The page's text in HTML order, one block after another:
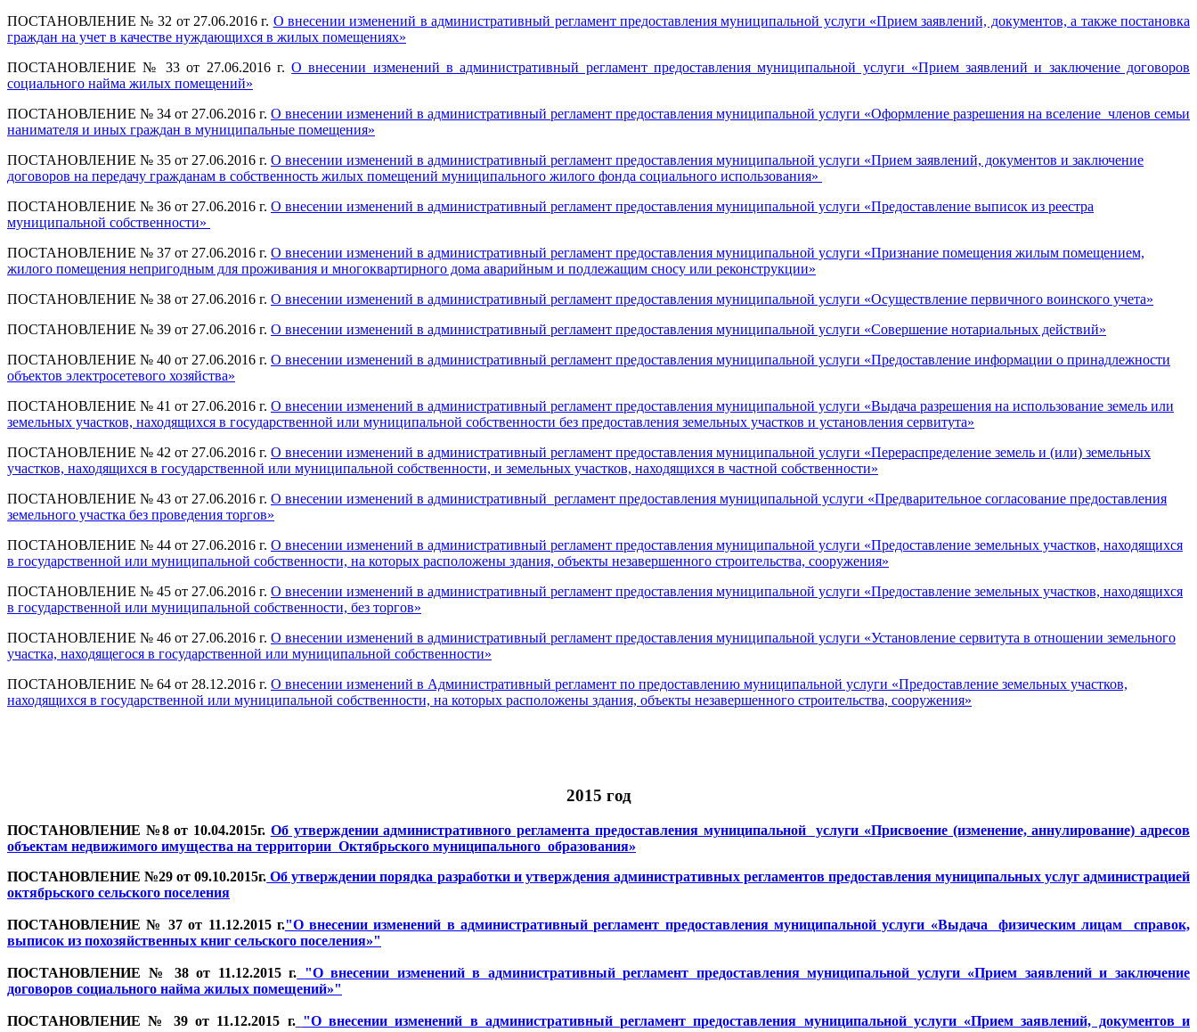
ПОСТАНОВЛЕНИЕ № 32 от 27.06.2016 г. О внесении изменений в административный регламент предоставления муниципальной услуги «Прием заявлений, документов, а также постановка
граждан на учет в качестве нуждающихся в жилых помещениях»
ПОСТАНОВЛЕНИЕ № 33 от 27.06.2016 г.О внесении изменений в административный регламент предоставления муниципальной услуги «Прием заявлений и заключение договоров
социального найма жилых помещений»
ПОСТАНОВЛЕНИЕ № 34 от 27.06.2016 г. О внесении изменений в административный регламент предоставления муниципальной услуги «Оформление разрешения на вселение членов семьи
нанимателя и иных граждан в муниципальные помещения»
ПОСТАНОВЛЕНИЕ № 35 от 27.06.2016 г. О внесении изменений в административный регламент предоставления муниципальной услуги «Прием заявлений, документов и заключение
договоров на передачу гражданам в собственность жилых помещений муниципального жилого фонда социального использования»
ПОСТАНОВЛЕНИЕ № 36 от 27.06.2016 г. О внесении изменений в административный регламент предоставления муниципальной услуги «Предоставление выписок из реестра
муниципальной собственности»
ПОСТАНОВЛЕНИЕ № 37 от 27.06.2016 г. О внесении изменений в административный регламент предоставления муниципальной услуги «Признание помещения жилым помещением,
жилого помещения непригодным для проживания и многоквартирного дома аварийным и подлежащим сносу или реконструкции»
ПОСТАНОВЛЕНИЕ № 38 от 27.06.2016 г. О внесении изменений в административный регламент предоставления муниципальной услуги «Осуществление первичного воинского учета»
ПОСТАНОВЛЕНИЕ № 39 от 27.06.2016 г. О внесении изменений в административный регламент предоставления муниципальной услуги «Совершение нотариальных действий»
ПОСТАНОВЛЕНИЕ № 40 от 27.06.2016 г. О внесении изменений в административный регламент предоставления муниципальной услуги «Предоставление информации о принадлежности
объектов электросетевого хозяйства»
ПОСТАНОВЛЕНИЕ № 41 от 27.06.2016 г. О внесении изменений в административный регламент предоставления муниципальной услуги «Выдача разрешения на использование земель или
земельных участков, находящихся в государственной или муниципальной собственности без предоставления земельных участков и установления сервитута»
ПОСТАНОВЛЕНИЕ № 42 от 27.06.2016 г. О внесении изменений в административный регламент предоставления муниципальной услуги «Перераспределение земель и (или) земельных
участков, находящихся в государственной или муниципальной собственности, и земельных участков, находящихся в частной собственности»
ПОСТАНОВЛЕНИЕ № 43 от 27.06.2016 г. О внесении изменений в административный регламент предоставления муниципальной услуги «Предварительное согласование предоставления
земельного участка без проведения торгов»
ПОСТАНОВЛЕНИЕ № 44 от 27.06.2016 г. О внесении изменений в административный регламент предоставления муниципальной услуги «Предоставление земельных участков, находящихся
в государственной или муниципальной собственности, на которых расположены здания, объекты незавершенного строительства, сооружения»
ПОСТАНОВЛЕНИЕ № 45 от 27.06.2016 г. О внесении изменений в административный регламент предоставления муниципальной услуги «Предоставление земельных участков, находящихся
в государственной или муниципальной собственности, без торгов»
ПОСТАНОВЛЕНИЕ № 46 от 27.06.2016 г. О внесении изменений в административный регламент предоставления муниципальной услуги «Установление сервитута в отношении земельного
участка, находящегося в государственной или муниципальной собственности»
ПОСТАНОВЛЕНИЕ № 64 от 28.12.2016 г. О внесении изменений в Административный регламент по предоставлению муниципальной услуги «Предоставление земельных участков,
находящихся в государственной или муниципальной собственности, на которых расположены здания, объекты незавершенного строительства, сооружения»
2015 год
ПОСТАНОВЛЕНИЕ №8 от 10.04.2015г. Об утверждении административного регламента предоставления муниципальной услуги «Присвоение (изменение, аннулирование) адресов
объектам недвижимого имущества на территории Октябрьского муниципального образования»
ПОСТАНОВЛЕНИЕ №29 от 09.10.2015г. Об утверждении порядка разработки и утверждения административных регламентов предоставления муниципальных услуг администрацией
октябрьского сельского поселения
ПОСТАНОВЛЕНИЕ № 37 от 11.12.2015 г."О внесении изменений в административный регламент предоставления муниципальной услуги «Выдача физическим лицам справок,
выписок из похозяйственных книг сельского поселения»"
ПОСТАНОВЛЕНИЕ № 38 от 11.12.2015 г. "О внесении изменений в административный регламент предоставления муниципальной услуги «Прием заявлений и заключение
договоров социального найма жилых помещений»"
ПОСТАНОВЛЕНИЕ № 39 от 11.12.2015 г. "О внесении изменений в административный регламент предоставления муниципальной услуги «Прием заявлений, документов и